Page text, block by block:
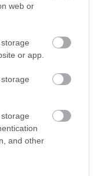
web or
or app.
and other